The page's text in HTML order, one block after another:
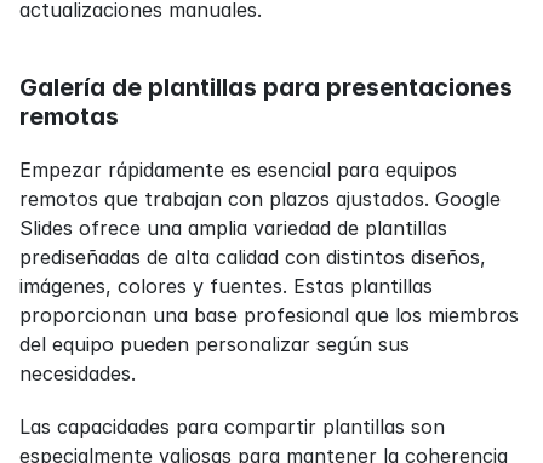
actualizaciones manuales.
Galería de plantillas para presentaciones
remotas
Empezar rápidamente es esencial para equipos
remotos que trabajan con plazos ajustados. Google
Slides ofrece una amplia variedad de plantillas
prediseñadas de alta calidad con distintos diseños,
imágenes, colores y fuentes. Estas plantillas
proporcionan una base profesional que los miembros
del equipo pueden personalizar según sus
necesidades.
Las capacidades para compartir plantillas son
especialmente valiosas para mantener la coherencia